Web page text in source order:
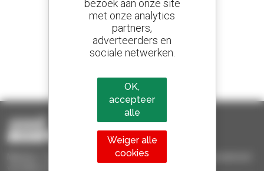
Manitou wereldwijd
Verkocht in de wereld is een manitou
Manitou Tweedehands - Tweedehands behandelingsmaterieel :
bezoek aan onze site
met onze analytics
partners,
adverteerders en
sociale netwerken.
OK,
accepteer
alle
Weiger alle
cookies